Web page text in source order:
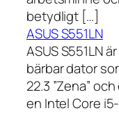
betydligt […]
ASUS S551LN
ASUS S551LN
bärbar dator
22.3 ”Zena”
en Intel Core